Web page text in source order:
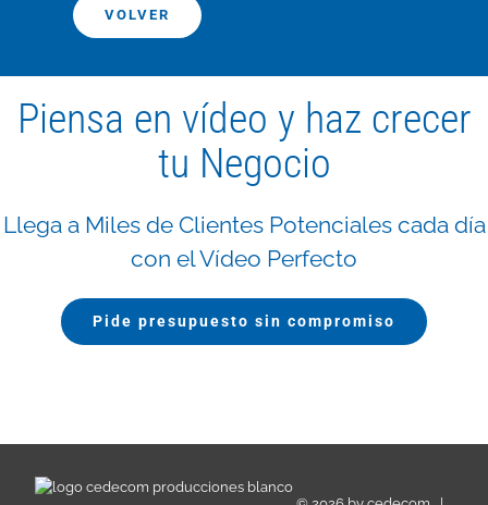
VOLVER
Piensa en vídeo y haz crecer
tu Negocio
Llega a Miles de Clientes Potenciales cada día
con el Vídeo Perfecto
Pide presupuesto sin compromiso